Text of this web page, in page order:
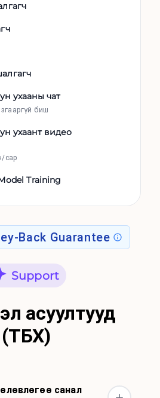
ухааны чат
биш
ухаант видео
сар
Training
Back Guarantee
Support
асуултууд
(ТБХ)
санал